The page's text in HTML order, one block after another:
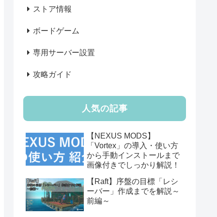
ストア情報
ボードゲーム
専用サーバー設置
攻略ガイド
人気の記事
【NEXUS MODS】
「Vortex」の導入・使い方
から手動インストールまで
画像付きでしっかり解説！
【Raft】序盤の目標「レシ
ーバー」作成までを解説～
前編～